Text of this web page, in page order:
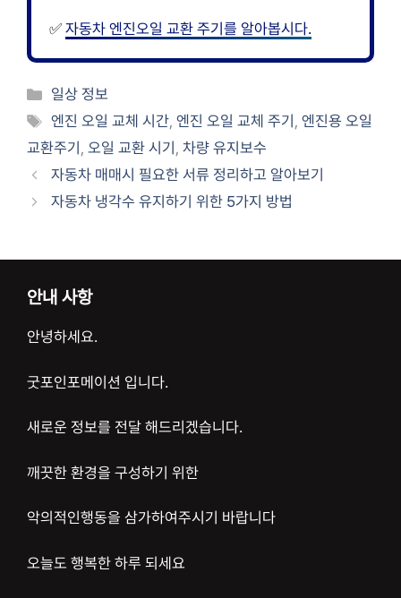
✅ 자동차 엔진오일 교환 주기를 알아봅시다.
카
테
리
일상 정보
태
그
엔진 오일 교체 시간,엔진 오일 교체 주기 ,엔진용 오일
교환주기 , 오일 교환 시기 , 차량 유지보수
자동차 매매시 필요한 서류 정리하고 알아보기
자동차 냉각수 유지하기 위한 5가지 방법
안내 사항
안녕하세요.
굿포인포메이션 입니다.
새로운 정보를 전달 해드리겠습니다.
깨끗한 환경을 구성하기 위한
악의적인행동을 삼가하여주시기 바랍니다
오늘도 행복한 하루 되세요